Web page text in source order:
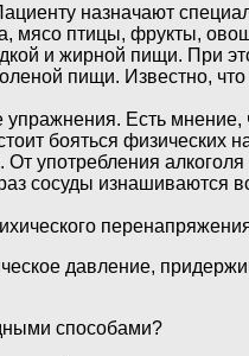
назначают
мясо птицы, фрукты,
и жирной пищи. При
пищи. Известно,
Есть мнение,
бояться физических
От употребления
сосуды изнашиваются
давление,
способами?